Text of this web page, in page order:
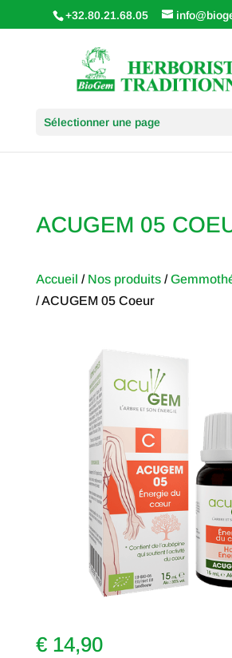
+32.80.21.68.05
Sélectionner une page
ACUGEM 05
Accueil / Nos produits/
/ ACUGEM 05 Coeur
€14,90